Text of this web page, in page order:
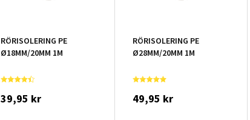
RÖRISOLERING PE
Ø18MM/20MM 1M
39,95 kr
RÖRISOLERING PE
Ø28MM/20MM 1M
49,95 kr